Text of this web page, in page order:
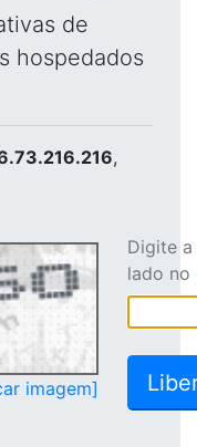
de
hospedados
,
imagem]
Digite
lado no